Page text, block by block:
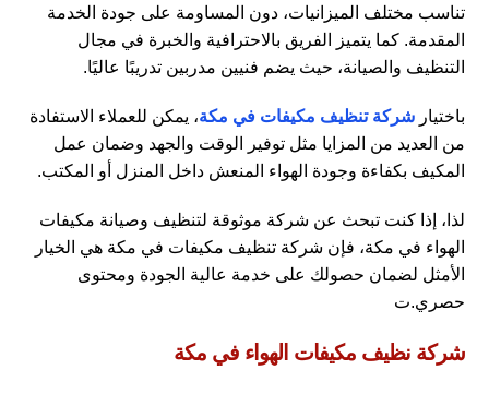
تناسب مختلف الميزانيات، دون المساومة على جودة الخدمة
المقدمة. كما يتميز الفريق بالاحترافية والخبرة في مجال
التنظيف والصيانة، حيث يضم فنيين مدربين تدريبًا عاليًا.
باختيارشركة تنظيف مكيفات في مكة، يمكن للعملاء الاستفادة
من العديد من المزايا مثل توفير الوقت والجهد وضمان عمل
المكيف بكفاءة وجودة الهواء المنعش داخل المنزل أو المكتب.
لذا، إذا كنت تبحث عن شركة موثوقة لتنظيف وصيانة مكيفات
الهواء في مكة، فإن شركة تنظيف مكيفات في مكة هي الخيار
الأمثل لضمان حصولك على خدمة عالية الجودة ومحتوى
حصري.ت
شركة نظيف مكيفات الهواء في مكة